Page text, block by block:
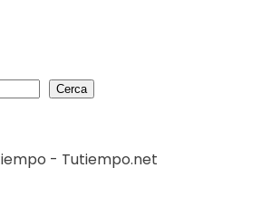
Cerca
- Tutiempo.net